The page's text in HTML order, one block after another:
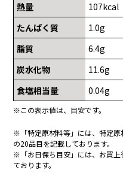
熱量
107kcal
たんぱく質
1.0g
脂質
6.4g
炭水化物
11.6g
食塩相当量
0.04g
※この表示値は、目安です。
※「特定原材料等」には、特定原
の20品目を記載しております。
※「お日保ち目安」には、お買上
ております。